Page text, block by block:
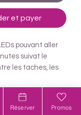
et payer
pouvant aller
suivat le
les taches, les
Réserver Promos